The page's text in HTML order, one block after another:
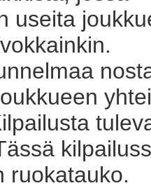
useita
ruokatauko.